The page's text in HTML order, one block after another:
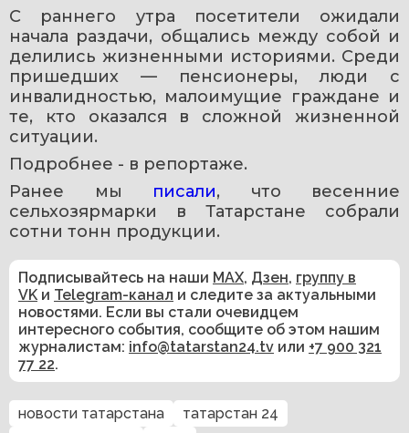
С раннего утра посетители ожидали
начала раздачи, общались между собой и
делились жизненными историями. Среди
пришедших — пенсионеры, люди с
инвалидностью, малоимущие граждане и
те, кто оказался в сложной жизненной
ситуации.
Подробнее - в репортаже.
Ранее мы писали, что весенние
сельхозярмарки в Татарстане собрали
сотни тонн продукции.
Подписывайтесь на наши MAX, Дзен, группу в
VK и Telegram-канал и следите за актуальными
новостями. Если вы стали очевидцем
интересного события, сообщите об этом нашим
журналистам: info@tatarstan24.tv или +7 900 321
77 22.
новости татарстана
татарстан 24